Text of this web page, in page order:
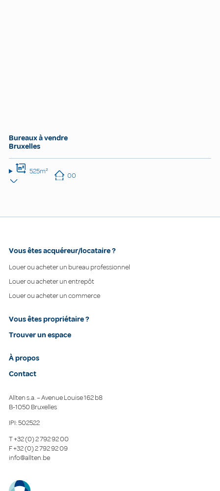
Bureaux à vendre
Bruxelles
525m² 00
Vous êtes acquéreur/locataire ?
Louer ou acheter un bureau professionnel
Louer ou acheter un entrepôt
Louer ou acheter un commerce
Vous êtes propriétaire ?
Trouver un espace
À propos
Contact
Allten s.a. – Avenue Louise 162 b8
B-1050 Bruxelles
IPI: 502522
T+32 (0) 2 792 92 00
F+32 (0) 2 792 92 09
info@allten.be